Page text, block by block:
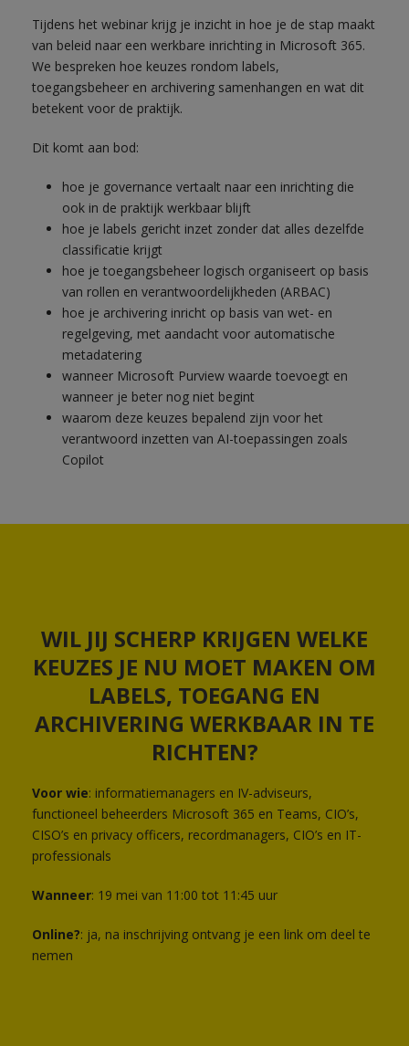
Tijdens het webinar krijg je inzicht in hoe je de stap maakt
van beleid naar een werkbare inrichting in Microsoft 365.
We bespreken hoe keuzes rondom labels,
toegangsbeheer en archivering samenhangen en wat dit
betekent voor de praktijk.
Dit komt aan bod:
hoe je governance vertaalt naar een inrichting die
ook in de praktijk werkbaar blijft
hoe je labels gericht inzet zonder dat alles dezelfde
classificatie krijgt
hoe je toegangsbeheer logisch organiseert op basis
van rollen en verantwoordelijkheden (ARBAC)
hoe je archivering inricht op basis van wet- en
regelgeving, met aandacht voor automatische
metadatering
wanneer Microsoft Purview waarde toevoegt en
wanneer je beter nog niet begint
waarom deze keuzes bepalend zijn voor het
verantwoord inzetten van AI-toepassingen zoals
Copilot
WIL JIJ SCHERP KRIJGEN WELKE
KEUZES JE NU MOET MAKEN OM
LABELS, TOEGANG EN
ARCHIVERING WERKBAAR IN TE
RICHTEN?
Voor wie: informatiemanagers en IV-adviseurs,
functioneel beheerders Microsoft 365 en Teams, CIO’s,
CISO’s en privacy officers, recordmanagers, CIO’s en IT-
professionals
Wanneer: 19 mei van 11:00 tot 11:45 uur
Online?: ja, na inschrijving ontvang je een link om deel te
nemen